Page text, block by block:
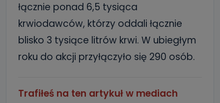
łącznie ponad 6,5 tysiąca
krwiodawców, którzy oddali łącznie
blisko 3 tysiące litrów krwi. W ubiegłym
roku do akcji przyłączyło się 290 osób.
Trafiłeś na ten artykuł w mediach